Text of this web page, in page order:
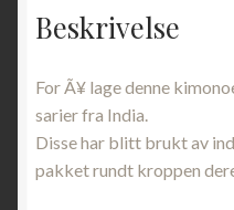
Beskrivelse
For Ã¥ lage denne
sarier fra India.
Disse har blitt brukt av
pakket rundt kroppen